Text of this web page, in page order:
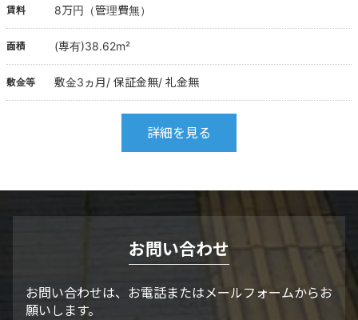
賃料 8万円（管理費無）
面積 (専有)38.62m²
敷金等 敷金3ヵ月/ 保証金無/ 礼金無
詳細を見る
お問い合わせ
お問い合わせは、お電話またはメールフォームからお
願いします。